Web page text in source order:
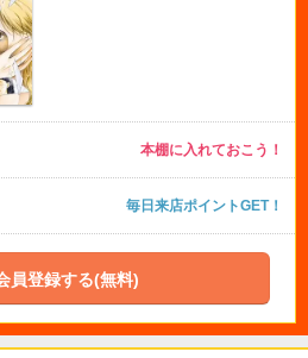
本棚に入れておこう！
毎日来店ポイントGET！
員登録する(無料)